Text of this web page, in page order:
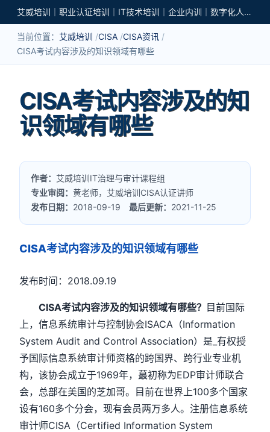
艾威培训｜职业认证培训｜IT技术培训｜企业内训｜数字化人才培养
当前位置： 艾威培训 CISA CISA资讯
CISA考试内容涉及的知识领域有哪些
CISA考试内容涉及的知
识领域有哪些
作者： 艾威培训IT治理与审计课程组
专业审阅：黄老师，艾威培训CISA认证讲师
发布日期： 2018-09-19最后更新： 2021-11-25
CISA考试内容涉及的知识领域有哪些
发布时间：2018.09.19
CISA考试内容涉及的知识领域有哪些？ 目前国际
上，信息系统审计与控制协会ISACA（Information
System Audit and Control Association）是_有权授
予国际信息系统审计师资格的跨国界、跨行业专业机
构，该协会成立于1969年，蕞初称为EDP审计师联合
会，总部在美国的芝加哥。目前在世界上100多个国家
设有160多个分会，现有会员两万多人。注册信息系统
审计师CISA（Certified Information System